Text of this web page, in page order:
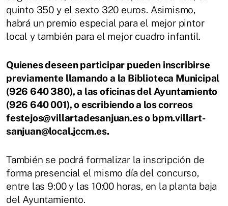
quinto 350 y el sexto 320 euros. Asimismo,
habrá un premio especial para el mejor pintor
local y también para el mejor cuadro infantil.
Quienes deseen participar pueden inscribirse
previamente llamando a la Biblioteca Municipal
(926 640 380), a las oficinas del Ayuntamiento
(926 640 001), o escribiendo a los correos
festejos@villartadesanjuan.es o bpm.villart-
sanjuan@local.jccm.es.
También se podrá formalizar la inscripción de
forma presencial el mismo día del concurso,
entre las 9:00 y las 10:00 horas, en la planta baja
del Ayuntamiento.